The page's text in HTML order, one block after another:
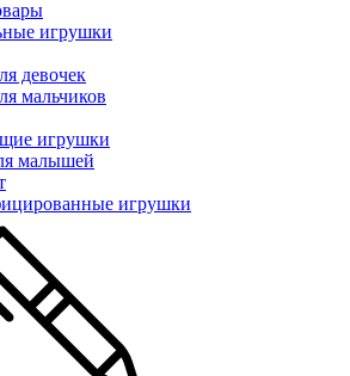
игрушки
девочек
мальчиков
игрушки
малышей
игрушки